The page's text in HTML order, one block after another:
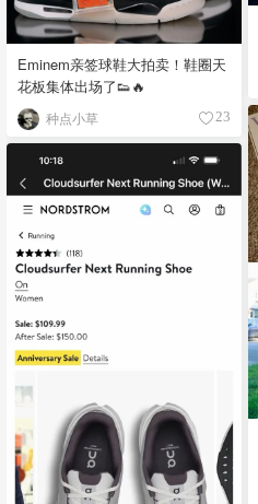
Eminem亲签球鞋大拍卖！鞋圈天
花板集体出场了👟🔥
种点小草 23